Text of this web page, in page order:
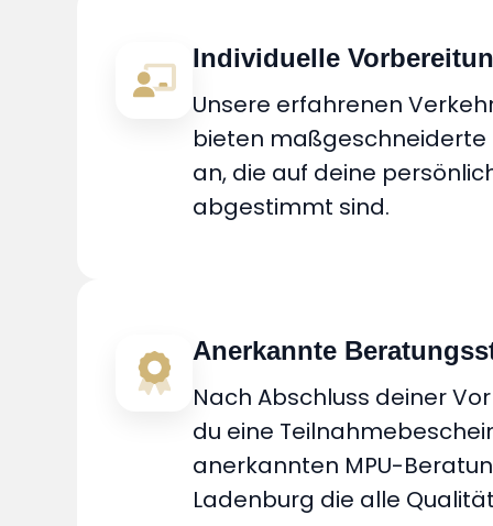
Individuelle
Unsere erfahrenen
bieten maßgeschneiderte
an, die auf deine
abgestimmt sind.
Anerkannte
Nach Abschluss deiner
du eine
anerkannten MPU-
Ladenburg die alle